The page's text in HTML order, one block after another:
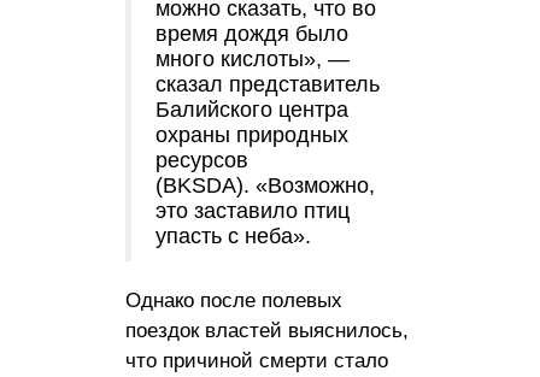
можно сказать, что во
время дождя было
много кислоты», —
сказал представитель
Балийского центра
охраны природных
ресурсов
(BKSDA). «Возможно,
это заставило птиц
упасть с неба».
Однако после полевых
поездок властей выяснилось,
что причиной смерти стало